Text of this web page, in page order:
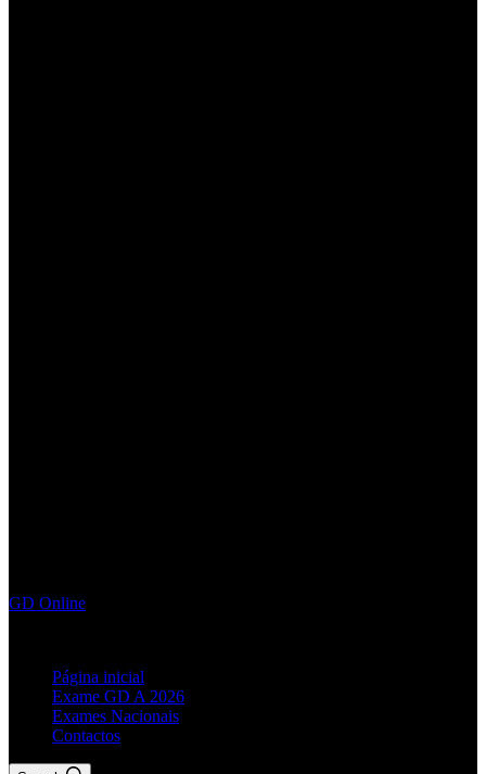
GD Online
Página inicial
Exame GD A 2026
Exames Nacionais
Contactos